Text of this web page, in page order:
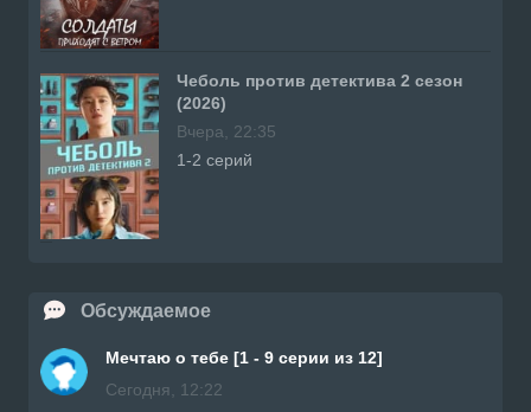
Чеболь против детектива 2 сезон
(2026)
Вчера, 22:35
1-2 серий
Обсуждаемое
Мечтаю о тебе [1 - 9 серии из 12]
Сегодня, 12:22